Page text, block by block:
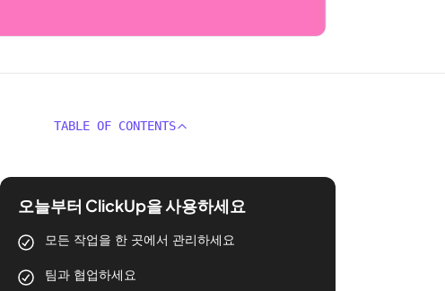
TABLE OF CONTENTS
오늘부터 ClickUp을 사용하세요
모든 작업을 한 곳에서 관리하세요
팀과 협업하세요